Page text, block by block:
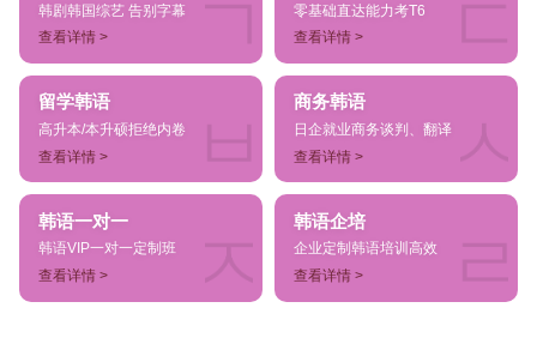
韩剧韩国综艺 告别字幕
查看详情 >
零基础直达能力考T6
查看详情 >
留学韩语
高升本/本升硕拒绝内卷
查看详情 >
商务韩语
日企就业商务谈判、翻译
查看详情 >
韩语一对一
韩语VIP一对一定制班
查看详情 >
韩语企培
企业定制韩语培训高效
查看详情 >